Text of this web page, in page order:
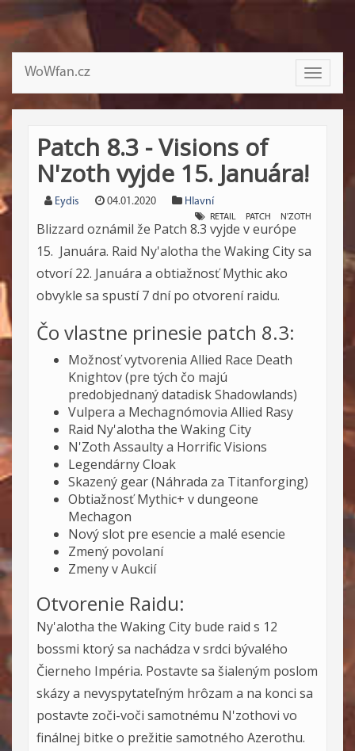
Toggle
WoWfan.cz
Patch 8.3 - Visions of
N'zoth vyjde 15. Januára!
Eydis 04.01.2020 Hlavní
RETAIL PATCH N'ZOTH
Blizzard oznámil že Patch 8.3 vyjde v európe
15. Januára. Raid Ny'alotha the Waking City sa
otvorí 22. Januára a obtiažnosť Mythic ako
obvykle sa spustí 7 dní po otvorení raidu.
Čo vlastne prinesie patch 8.3:
Možnosť vytvorenia Allied Race Death
Knightov (pre tých čo majú
predobjednaný datadisk Shadowlands)
Vulpera a Mechagnómovia Allied Rasy
Raid Ny'alotha the Waking City
N'Zoth Assaulty a Horrific Visions
Legendárny Cloak
Skazený gear (Náhrada za Titanforging)
Obtiažnosť Mythic+ v dungeone
Mechagon
Nový slot pre esencie a malé esencie
Zmený povolaní
Zmeny v Aukcií
Otvorenie Raidu:
Ny'alotha the Waking City bude raid s 12
bossmi ktorý sa nachádza v srdci bývalého
Čierneho Impéria. Postavte sa šialeným poslom
skázy a nevyspytateľným hrôzam a na konci sa
postavte zoči-voči samotnému N'zothovi vo
finálnej bitke o prežitie samotného Azerothu.